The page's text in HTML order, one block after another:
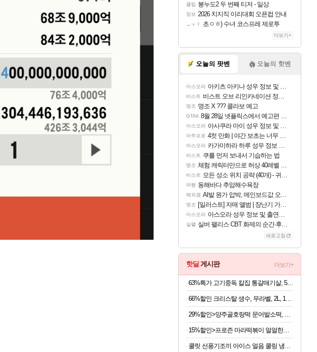
클립 봉누도2 두 번째 티저 - 일상
정보 2026 치지직 이리대회 오픈컵 안내
ㅗㅜㅑ 초ㅇㅎ) 수녀 코스프레 제로투
더보기+
오늘의 팟벤 오늘의 핫벤
아스오라 아키츠 아키나 성우 정보 및 주요 필모
비스트 비스트 오브 리인카네이션 정보/공략글 모음
명조 명조 X ??? 콜라보 예고
GTA6 8월 28일 넷플릭스에서 예고편 공개 예정
아스오라 아사쿠라 마이 성우 정보 및 주요 필모
아주프로 4컷 만화 | 야간 보초는 너무 힘들어
아스오라 카가미하라 하루 성우 정보 및 주요 필모
비스트 쿠를 먼저 보내서 기습하는 법
명조 체험 캐릭터만으로 허상 40레벨 하이와티아 5분 컷!｜에이메스·린네·모니에 명함
비스트 모든 성소 위치 공략 (40개) - 귀환한 영혼 도전과제
여행 동해바다 추암해수욕장
해외겜 AI발 원가 압박, 메인보드값 오르나
명조 [일러스트] 자매 앨범 | 장난기 가득한 오후의 공원 (리메이크판)
아스오라 아스오라 성우 정보 및 출연작 모음
실팰 실버 팰리스 CBT 화제의 순간·후기 모음
새로고침
핫딜 게시판 더보기+
63%특가 고기중독 칼집 통갈매기살, 500g, 2팩
15%할인>프로즌 마라떡볶이 얼얼한맛, 440g, 2개
쿨릿 선풍기조끼 아이스 얼음 쿨링 냉풍 여름 조끼